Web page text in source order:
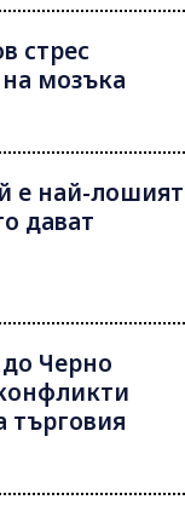
стрес
мозъка
е най-лошият
дават
Черно
търговия